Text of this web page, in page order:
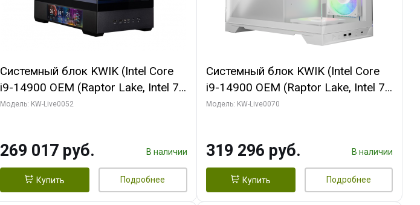
Системный блок KWIK (Intel Core
i9-14900 OEM (Raptor Lake, Intel 7,
C24 16EC/8PC// 64 ГБ ОЗУ (2
256bit 3xDP HD/ 512 ГБ SSD)
Модель: KW-Live0052
269 017 руб. В наличии
Купить Подробнее
Системный блок KWIK (Intel Core
i9-14900 OEM (Raptor Lake, Intel 7,
C24 16EC/8PC// 64 ГБ ОЗУ (2
GDDR7 256bit/ 960 ГБ SSD)
Модель: KW-Live0070
319 296 руб. В наличии
Купить Подробнее